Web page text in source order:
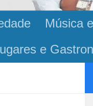
Música
e